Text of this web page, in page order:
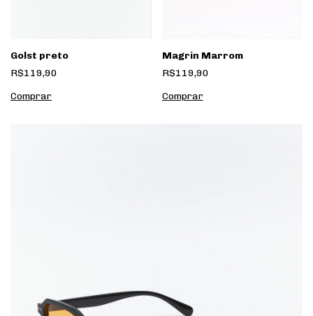
Golst preto
R$119,90
Magrin Marrom
R$119,90